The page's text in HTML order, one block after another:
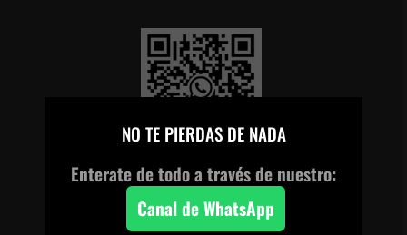
Escanea el código o
haz clic en la imagen
canal de WhatsApp
NO TE PIERDAS DE NADA
Enterate de todo a través de nuestro:
Canal de WhatsApp